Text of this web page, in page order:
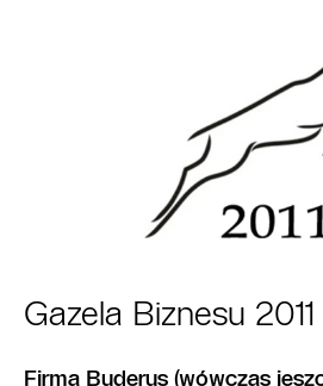
Gazela Biznesu 2011
Firma Buderus (wówczas